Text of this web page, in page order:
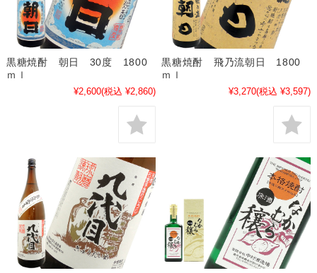
黒糖焼酎 朝日 30度 1800
ｍｌ
¥2,600(税込 ¥2,860)
黒糖焼酎 飛乃流朝日 1800
ｍｌ
¥3,270(税込 ¥3,597)